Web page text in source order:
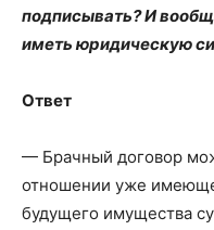
подписывать? И
иметь юридическую
Ответ
— Брачный договор
отношении уже
будущего имущества